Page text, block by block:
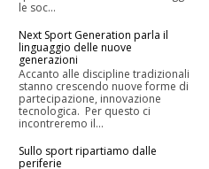
le soc...
Next Sport Generation parla il
linguaggio delle nuove
generazioni
Accanto alle discipline tradizionali
stanno crescendo nuove forme di
partecipazione, innovazione
tecnologica. Per questo ci
incontreremo il...
Sullo sport ripartiamo dalle
periferie